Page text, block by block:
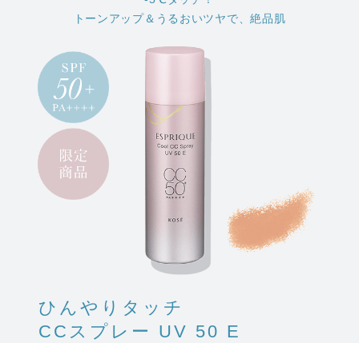
トーンアップ＆うるおいツヤで、絶品肌
ひんやりタッチ
CCスプレー UV 50 E